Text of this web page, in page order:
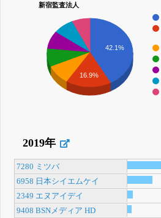
新宿監査法人
42.1%
16.9%
2019年
7280 ミツバ
6958 日本シイエムケイ
2349 エヌアイデイ
9408 BSNメディア HD